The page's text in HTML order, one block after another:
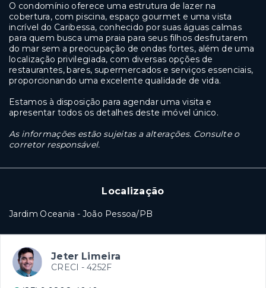
O condomínio oferece uma estrutura de lazer na
cobertura, com piscina, espaço gourmet e uma vista
incrível do Caribessa, conhecido por suas águas calmas
para quem busca uma praia para seus filhos desfrutarem
do mar sem a preocupação de ondas fortes, além de uma
localização privilegiada, com diversas opções de
restaurantes, bares, supermercados e serviços essenciais,
proporcionando uma excelente qualidade de vida.
Estamos à disposição para agendar uma visita e
apresentar todos os detalhes deste imóvel único.
As informações estão sujeitas a alterações. Consulte o
corretor responsável.
Localização
Jardim Oceania - João Pessoa/PB
Jeter Limeira
CRECI - 4252F